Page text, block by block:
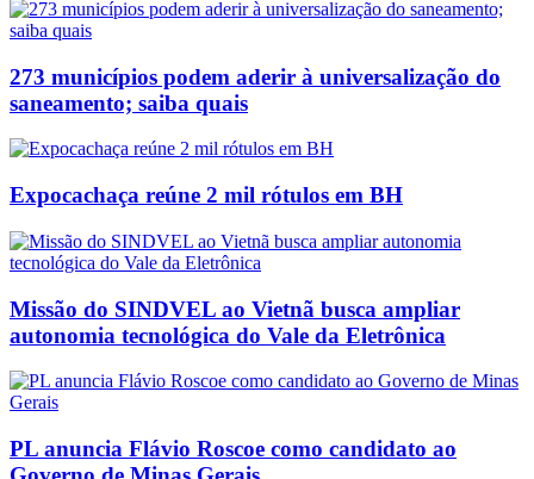
273 municípios podem aderir à universalização do
saneamento; saiba quais
Expocachaça reúne 2 mil rótulos em BH
Missão do SINDVEL ao Vietnã busca ampliar
autonomia tecnológica do Vale da Eletrônica
PL anuncia Flávio Roscoe como candidato ao